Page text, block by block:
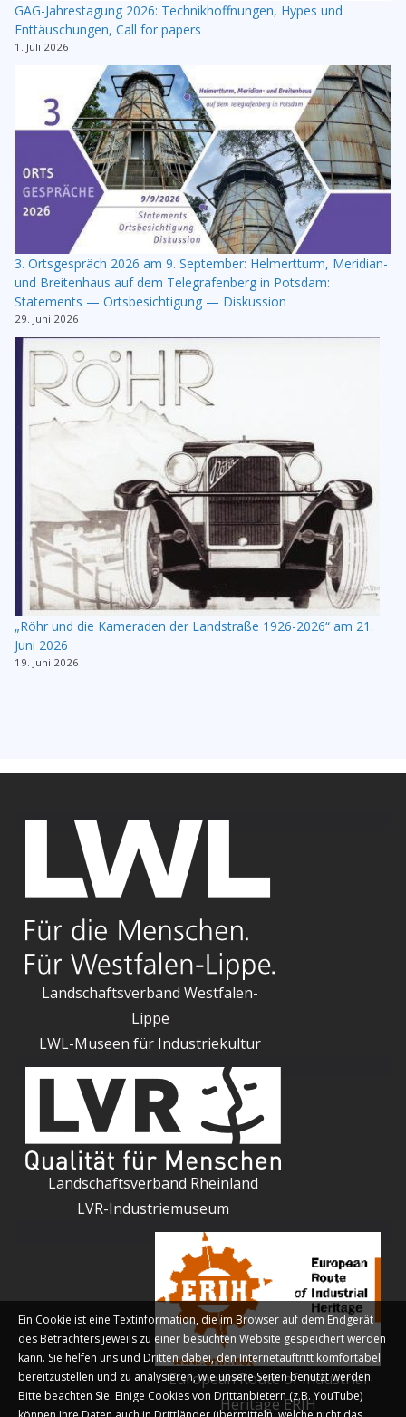
GAG-Jahrestagung 2026: Technikhoffnungen, Hypes und
Enttäuschungen, Call for papers
1. Juli 2026
3. Ortsgespräch 2026 am 9. September: Helmertturm, Meridian-
und Breitenhaus auf dem Telegrafenberg in Potsdam:
Statements — Ortsbesichtigung — Diskussion
29. Juni 2026
„Röhr und die Kameraden der Landstraße 1926-2026“ am 21.
Juni 2026
19. Juni 2026
Landschaftsverband Westfalen-
Lippe
LWL-Museen für Industriekultur
Landschaftsverband Rheinland
LVR-Industriemuseum
European Route of Industrial
Heritage ERIH
Ein Cookie ist eine Textinformation, die im Browser auf dem Endgerät
des Betrachters jeweils zu einer besuchten Website gespeichert werden
kann. Sie helfen uns und Dritten dabei, den Internetauftritt komfortabel
bereitzustellen und zu analysieren, wie unsere Seiten benutzt werden.
Bitte beachten Sie: Einige Cookies von Drittanbietern (z.B. YouTube)